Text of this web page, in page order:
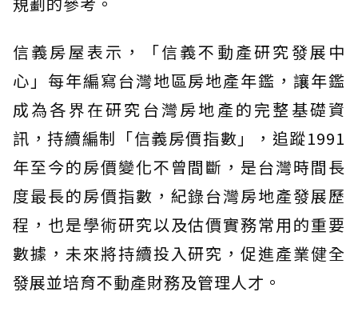
信義房屋表示，「信義不動產研究發展中
心」每年編寫台灣地區房地產年鑑，讓年鑑
成為各界在研究台灣房地產的完整基礎資
訊，持續編制「信義房價指數」，追蹤1991
年至今的房價變化不曾間斷，是台灣時間長
度最長的房價指數，紀錄台灣房地產發展歷
程，也是學術研究以及估價實務常用的重要
數據，未來將持續投入研究，促進產業健全
發展並培育不動產財務及管理人才。